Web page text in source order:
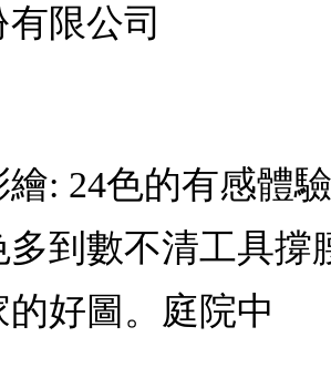
限公司
: 24色的有感體
到數不清工具撐
好圖。庭院中